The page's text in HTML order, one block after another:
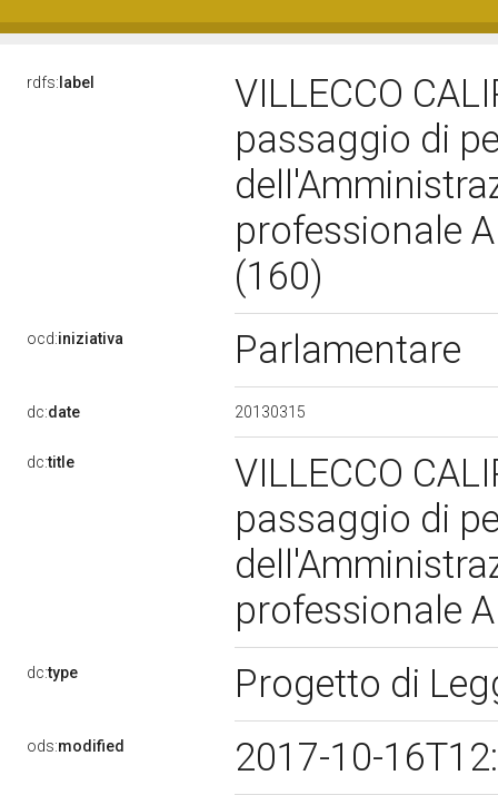
rdfs: label
VILLECCO
passaggio di
professionale
(160)
ocd:iniziativa Parlamentare
dc:date 20130315
dc:title
VILLECCO
passaggio di
professionale
dc:type Progetto di
ods:modified 2017-10-